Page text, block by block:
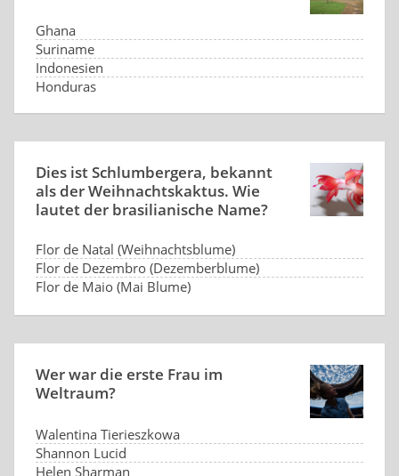
Ghana
Suriname
Indonesien
Honduras
Dies ist Schlumbergera, bekannt
als der Weihnachtskaktus. Wie
lautet der brasilianische Name?
Flor de Natal (Weihnachtsblume)
Flor de Dezembro (Dezemberblume)
Flor de Maio (Mai Blume)
Wer war die erste Frau im
Weltraum?
Walentina Tierieszkowa
Shannon Lucid
Helen Sharman